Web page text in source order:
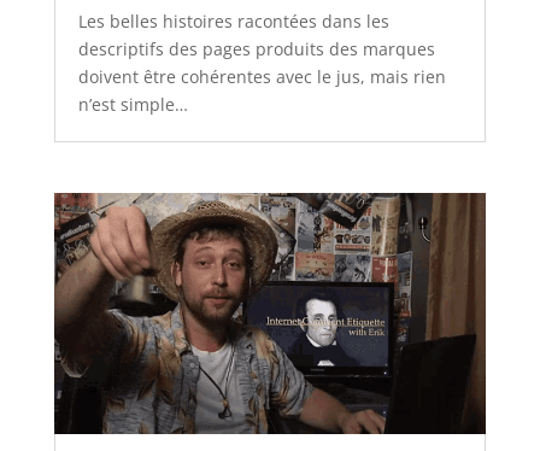
Les belles histoires racontées dans les
descriptifs des pages produits des marques
doivent être cohérentes avec le jus, mais rien
n’est simple…